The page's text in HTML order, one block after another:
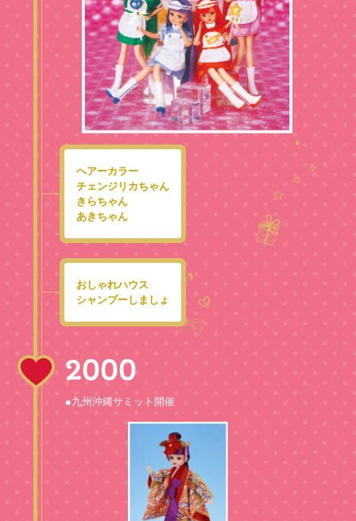
ヘアーカラー
チェンジリカちゃん
きらちゃん
あきちゃん
おしゃれハウス
シャンプーしましょ
2000
●九州沖縄サミット開催